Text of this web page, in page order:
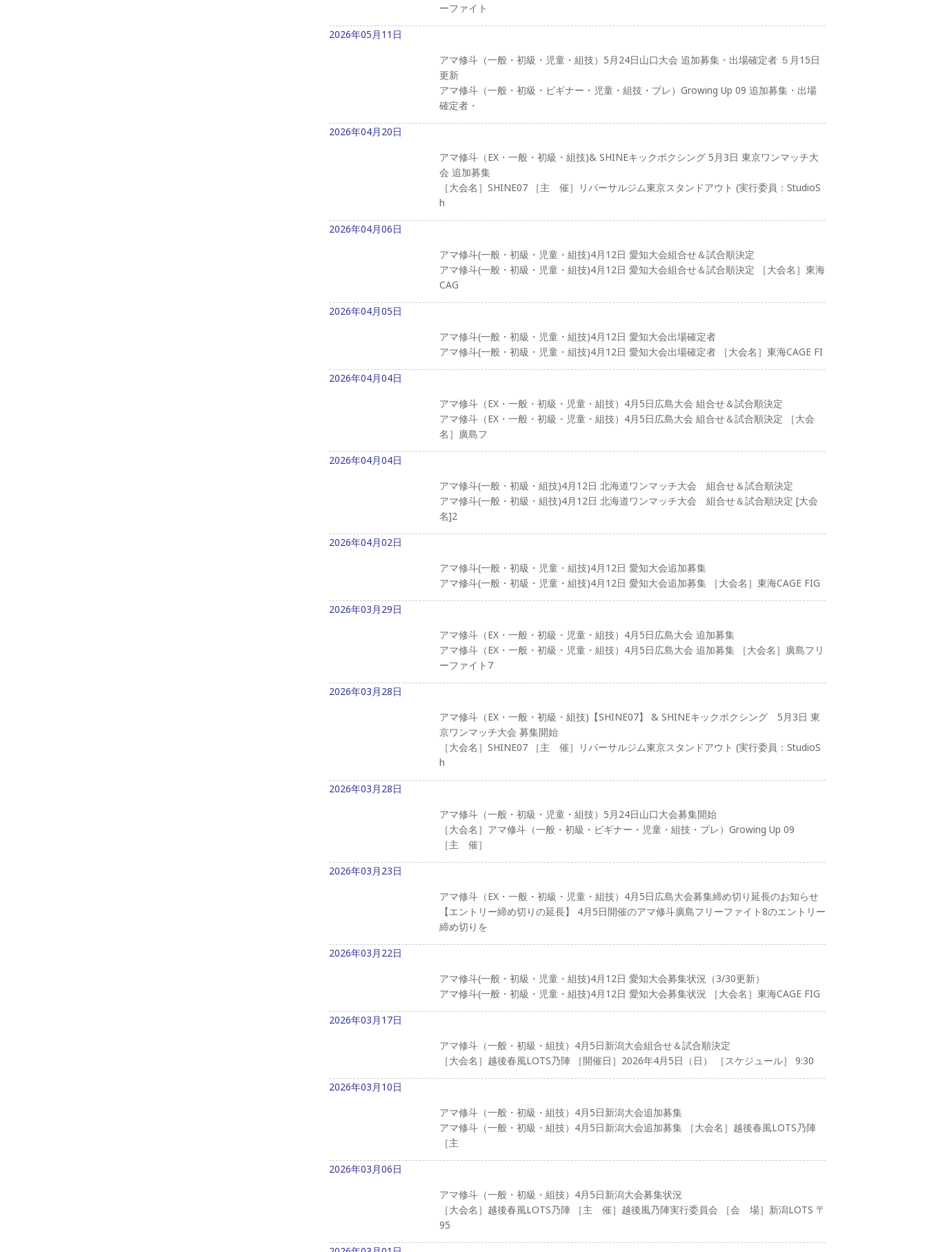
ーファイト
2026年05月11日
アマ修斗（一般・初級・児童・組技）5月24日山口大会 追加募集・出場確定者 ５月15日
更新
アマ修斗（一般・初級・ビギナー・児童・組技・プレ）Growing Up 09 追加募集・出場
確定者・
2026年04月20日
アマ修斗（EX・一般・初級・組技)& SHINEキックボクシング 5月3日 東京ワンマッチ大
会 追加募集
［大会名］SHINE07 ［主 催］リバーサルジム東京スタンドアウト (実行委員：StudioS
h
2026年04月06日
アマ修斗(一般・初級・児童・組技)4月12日 愛知大会組合せ＆試合順決定
アマ修斗(一般・初級・児童・組技)4月12日 愛知大会組合せ＆試合順決定 ［大会名］東海
CAG
2026年04月05日
アマ修斗(一般・初級・児童・組技)4月12日 愛知大会出場確定者
アマ修斗(一般・初級・児童・組技)4月12日 愛知大会出場確定者 ［大会名］東海CAGE FI
2026年04月04日
アマ修斗（EX・一般・初級・児童・組技）4月5日広島大会 組合せ＆試合順決定
アマ修斗（EX・一般・初級・児童・組技）4月5日広島大会 組合せ＆試合順決定 ［大会
名］廣島フ
2026年04月04日
アマ修斗(一般・初級・組技)4月12日 北海道ワンマッチ大会 組合せ＆試合順決定
アマ修斗(一般・初級・組技)4月12日 北海道ワンマッチ大会 組合せ＆試合順決定 [大会
名]2
2026年04月02日
アマ修斗(一般・初級・児童・組技)4月12日 愛知大会追加募集
アマ修斗(一般・初級・児童・組技)4月12日 愛知大会追加募集 ［大会名］東海CAGE FIG
2026年03月29日
アマ修斗（EX・一般・初級・児童・組技）4月5日広島大会 追加募集
アマ修斗（EX・一般・初級・児童・組技）4月5日広島大会 追加募集 ［大会名］廣島フリ
ーファイト7
2026年03月28日
アマ修斗（EX・一般・初級・組技)【SHINE07】 & SHINEキックボクシング 5月3日 東
京ワンマッチ大会 募集開始
［大会名］SHINE07 ［主 催］リバーサルジム東京スタンドアウト (実行委員：StudioS
h
2026年03月28日
アマ修斗（一般・初級・児童・組技）5月24日山口大会募集開始
［大会名］アマ修斗（一般・初級・ビギナー・児童・組技・プレ）Growing Up 09
［主 催］
2026年03月23日
アマ修斗（EX・一般・初級・児童・組技）4月5日広島大会募集締め切り延長のお知らせ
【エントリー締め切りの延長】 4月5日開催のアマ修斗廣島フリーファイト8のエントリー
締め切りを
2026年03月22日
アマ修斗(一般・初級・児童・組技)4月12日 愛知大会募集状況（3/30更新）
アマ修斗(一般・初級・児童・組技)4月12日 愛知大会募集状況 ［大会名］東海CAGE FIG
2026年03月17日
アマ修斗（一般・初級・組技）4月5日新潟大会組合せ＆試合順決定
［大会名］越後春風LOTS乃陣 ［開催日］2026年4月5日（日） ［スケジュール］ 9:30
2026年03月10日
アマ修斗（一般・初級・組技）4月5日新潟大会追加募集
アマ修斗（一般・初級・組技）4月5日新潟大会追加募集 ［大会名］越後春風LOTS乃陣
［主
2026年03月06日
アマ修斗（一般・初級・組技）4月5日新潟大会募集状況
［大会名］越後春風LOTS乃陣 ［主 催］越後風乃陣実行委員会 ［会 場］新潟LOTS 〒
95